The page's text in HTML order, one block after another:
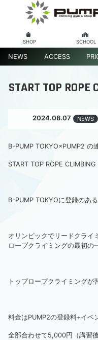
SHOP SCHOOL
NEWS ACCESS
START TOP
2024.08.07 NEWS
B-PUMP TOKYO×PUMP2 の
START TOP ROPE
B-PUMP TOKYOに登録のあ
オリンピックでリードクライ
ロープクライミングの最初の
トップロープクライミングが
料金はPUMP2の登録料+イベ
全部合わせて5,000円（講習